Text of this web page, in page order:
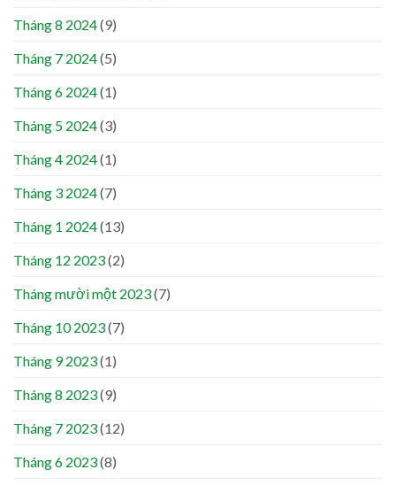
Tháng 8 2024(9)
Tháng 7 2024(5)
Tháng 6 2024(1)
Tháng 5 2024(3)
Tháng 4 2024(1)
Tháng 3 2024(7)
Tháng 1 2024(13)
Tháng 12 2023(2)
Tháng mười một 2023(7)
Tháng 10 2023(7)
Tháng 9 2023(1)
Tháng 8 2023(9)
Tháng 7 2023(12)
Tháng 6 2023(8)